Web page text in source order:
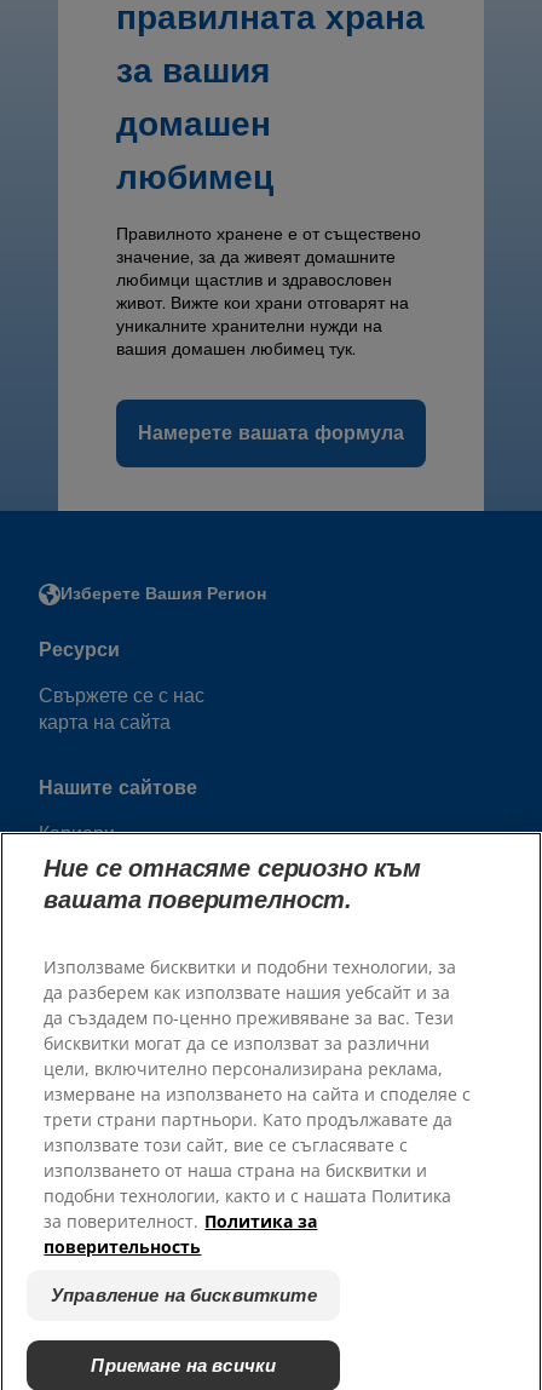
правилната храна
за вашия
домашен
любимец
Правилното хранене е от съществено
значение, за да живеят домашните
любимци щастлив и здравословен
живот. Вижте кои храни отговарят на
уникалните хранителни нужди на
вашия домашен любимец тук.
Намерете вашата формула
Изберете Вашия Регион
Ресурси
Свържете се с нас
карта на сайта
Нашите сайтове
Кариери
Пратньорски приюти
© 2025 Hill's Pet Nutrition, Inc.
Всички права запазени.
Условия за ползване
Правна и Политика за
Поверителност
Правно Изявление
Управление на бисквитките
Ние се отнасяме сериозно към
вашата поверителност.
Използваме бисквитки и подобни технологии, за
да разберем как използвате нашия уебсайт и за
да създадем по-ценно преживяване за вас. Тези
бисквитки могат да се използват за различни
цели, включително персонализирана реклама,
измерване на използването на сайта и споделяе с
трети страни партньори. Като продължавате да
използвате този сайт, вие се съгласявате с
използването от наша страна на бисквитки и
подобни технологии, както и с нашата Политика
за поверителност. Политика за
поверительность
Управление на бисквитките
Приемане на всички